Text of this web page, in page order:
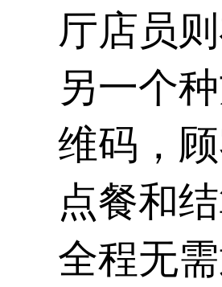
厅店员
另一个
维码，
点餐和结
全程无